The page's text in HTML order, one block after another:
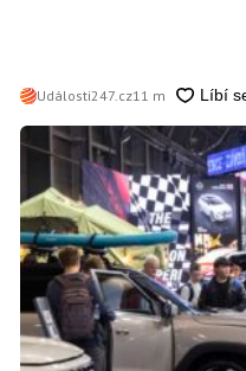
Události247.cz11 m